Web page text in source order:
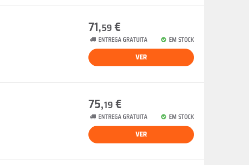
71,59 €
ENTREGA GRATUITA EM STOCK
VER
75,19 €
ENTREGA GRATUITA EM STOCK
VER